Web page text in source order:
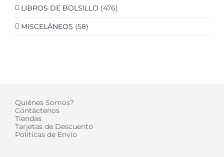
LIBROS DE BOLSILLO (476)
MISCELÁNEOS (58)
Quiénes Somos?
Contáctenos
Tiendas
Tarjetas de Descuento
Politicas de Envío